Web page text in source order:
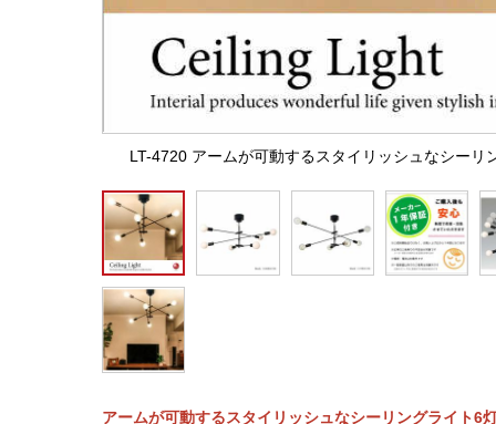
LT-4720 アームが可動するスタイリッシュなシー
アームが可動するスタイリッシュなシーリングライト6